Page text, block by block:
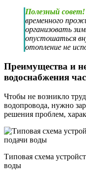
Полезный совет!
временного
организовать
опустошаться
отопление не
Преимущества и
водоснабжения
Чтобы не возникло
водопровода, нужно
решения проблем,
Типовая схема
воды